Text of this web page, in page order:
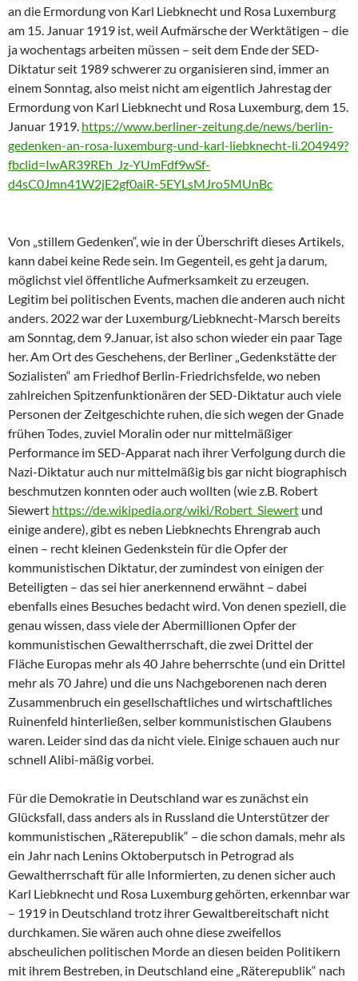
an die Ermordung von Karl Liebknecht und Rosa Luxemburg
am 15. Januar 1919 ist, weil Aufmärsche der Werktätigen – die
ja wochentags arbeiten müssen – seit dem Ende der SED-
Diktatur seit 1989 schwerer zu organisieren sind, immer an
einem Sonntag, also meist nicht am eigentlich Jahrestag der
Ermordung von Karl Liebknecht und Rosa Luxemburg, dem 15.
Januar 1919. https://www.berliner-zeitung.de/news/berlin-
gedenken-an-rosa-luxemburg-und-karl-liebknecht-li.204949?
fbclid=IwAR39REh_Jz-YUmFdf9wSf-
d4sC0Jmn41W2jE2gf0aiR-5EYLsMJro5MUnBc
Von „stillem Gedenken“, wie in der Überschrift dieses Artikels,
kann dabei keine Rede sein. Im Gegenteil, es geht ja darum,
möglichst viel öffentliche Aufmerksamkeit zu erzeugen.
Legitim bei politischen Events, machen die anderen auch nicht
anders. 2022 war der Luxemburg/Liebknecht-Marsch bereits
am Sonntag, dem 9.Januar, ist also schon wieder ein paar Tage
her. Am Ort des Geschehens, der Berliner „Gedenkstätte der
Sozialisten“ am Friedhof Berlin-Friedrichsfelde, wo neben
zahlreichen Spitzenfunktionären der SED-Diktatur auch viele
Personen der Zeitgeschichte ruhen, die sich wegen der Gnade
frühen Todes, zuviel Moralin oder nur mittelmäßiger
Performance im SED-Apparat nach ihrer Verfolgung durch die
Nazi-Diktatur auch nur mittelmäßig bis gar nicht biographisch
beschmutzen konnten oder auch wollten (wie z.B. Robert
Siewert https://de.wikipedia.org/wiki/Robert_Siewert und
einige andere), gibt es neben Liebknechts Ehrengrab auch
einen – recht kleinen Gedenkstein für die Opfer der
kommunistischen Diktatur, der zumindest von einigen der
Beteiligten – das sei hier anerkennend erwähnt – dabei
ebenfalls eines Besuches bedacht wird. Von denen speziell, die
genau wissen, dass viele der Abermillionen Opfer der
kommunistischen Gewaltherrschaft, die zwei Drittel der
Fläche Europas mehr als 40 Jahre beherrschte (und ein Drittel
mehr als 70 Jahre) und die uns Nachgeborenen nach deren
Zusammenbruch ein gesellschaftliches und wirtschaftliches
Ruinenfeld hinterließen, selber kommunistischen Glaubens
waren. Leider sind das da nicht viele. Einige schauen auch nur
schnell Alibi-mäßig vorbei.
Für die Demokratie in Deutschland war es zunächst ein
Glücksfall, dass anders als in Russland die Unterstützer der
kommunistischen „Räterepublik“ – die schon damals, mehr als
ein Jahr nach Lenins Oktoberputsch in Petrograd als
Gewaltherrschaft für alle Informierten, zu denen sicher auch
Karl Liebknecht und Rosa Luxemburg gehörten, erkennbar war
– 1919 in Deutschland trotz ihrer Gewaltbereitschaft nicht
durchkamen. Sie wären auch ohne diese zweifellos
abscheulichen politischen Morde an diesen beiden Politikern
mit ihrem Bestreben, in Deutschland eine „Räterepublik“ nach